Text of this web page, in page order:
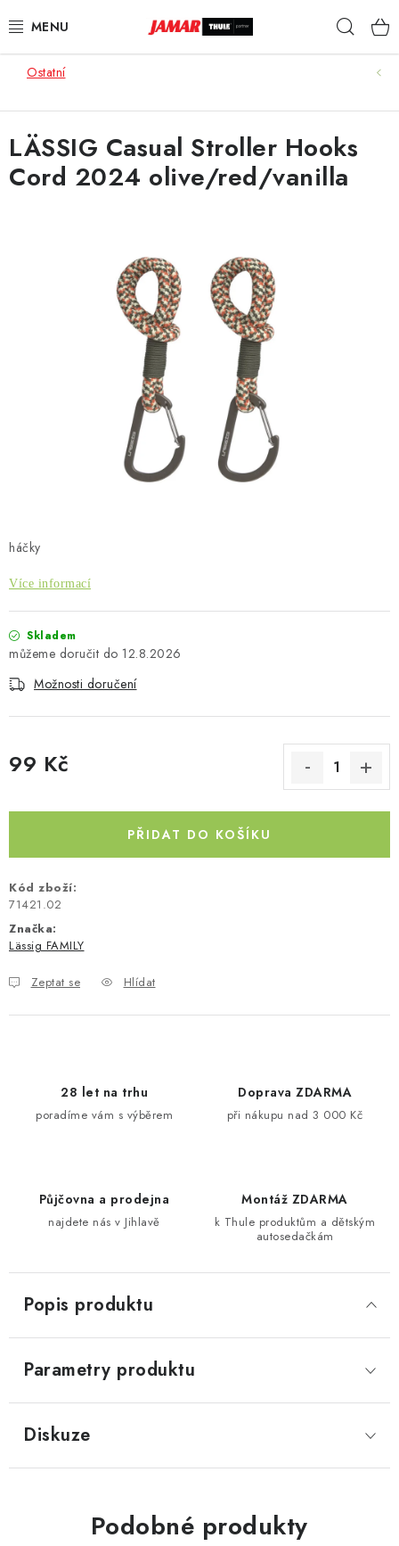
na
STŘEŠNÍ NOSIČE
STŘEŠNÍ BOXY
AUTOPOTAHY ŠITÉ NA MÍRU
BOXY NA TAŽNÁ ZAŘÍZENÍ
OSTATNÍ NOSIČE
STŘEŠNÍ KOŠE
AUTOSTANY
DÁRKOVÉ POUKAZY
Doprava a platba
Půjčovna
Ostatní
háčky
Více informací
Skladem
12.8.2026
Možnosti doručení
99 Kč
PŘIDAT DO KOŠÍKU
Kód zboží:
71421.02
Značka:
Lässig FAMILY
Zeptat se Hlídat
LÄSSIG Casual Stroller Hooks
Cord 2024 olive/red/vanilla
28 let na trhu
poradíme vám s výběrem
Doprava ZDARMA
při nákupu nad 3 000 Kč
Půjčovna a prodejna
najdete nás v Jihlavě
Montáž ZDARMA
k Thule produktům a dětským
autosedačkám
Popis produktu
Parametry produktu
Diskuze
Podobné produkty